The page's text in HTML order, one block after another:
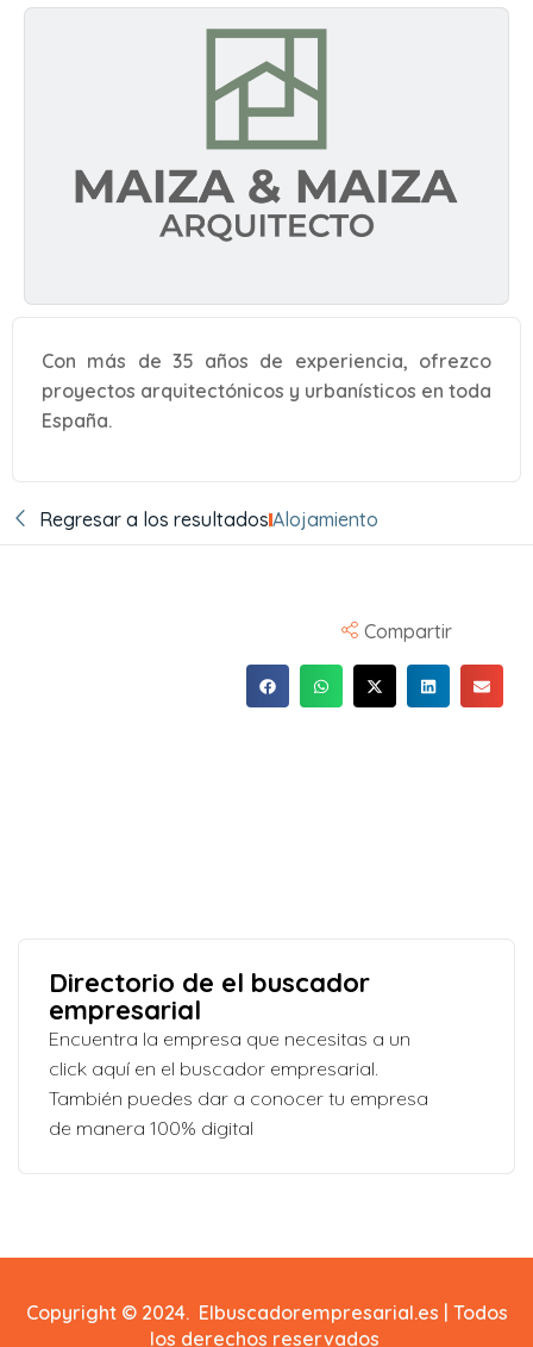
Con más de 35 años de experiencia, ofrezco
proyectos arquitectónicos y urbanísticos en toda
España.
Regresar a los resultadosAlojamiento
Compartir
Directorio de el buscador
empresarial
Encuentra la empresa que necesitas a un
click aquí en el buscador empresarial.
También puedes dar a conocer tu empresa
de manera 100% digital
Copyright © 2024. Elbuscadorempresarial.es | Todos
los derechos reservados